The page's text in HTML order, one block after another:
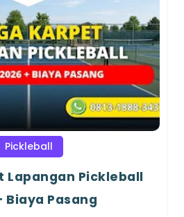
Pickleball
Lapangan Pickleball
Biaya Pasang